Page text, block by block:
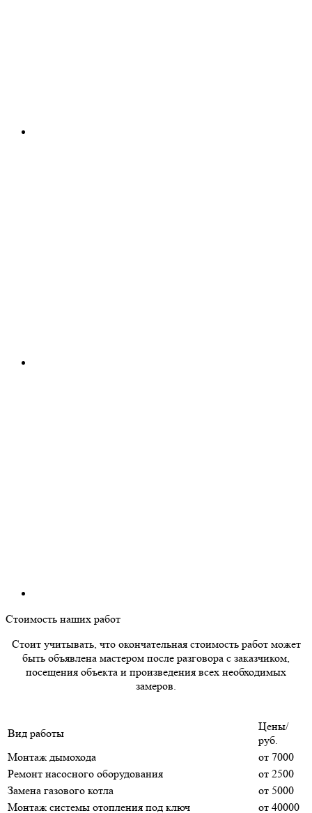
Стоимость наших работ
Стоит учитывать, что окончательная стоимость работ может
быть объявлена мастером после разговора с заказчиком,
посещения объекта и произведения всех необходимых
замеров.
Вид работы
Цены/
руб.
Монтаж дымохода
от 7000
Ремонт насосного оборудования
от 2500
Замена газового котла
от 5000
Монтаж системы отопления под ключ
от 40000